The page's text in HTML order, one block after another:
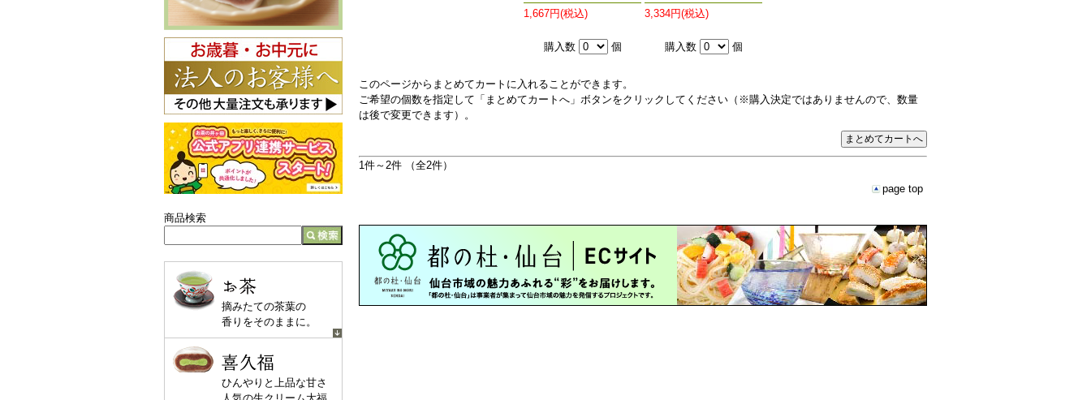
商品検索
お茶
摘みたての茶葉の
香りをそのままに。
喜久福
ひんやりと上品な甘さ
1,667円(税込)
購入数 個
3,334円(税込)
購入数 個
このページからまとめてカートに入れることができます。
ご希望の個数を指定して「まとめてカートへ」ボタンをクリックしてください（※購入決定ではありませんので、数量
は後で変更できます）。
1件～2件 （全2件）
page top